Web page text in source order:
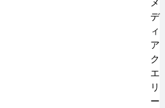
デ
ィ
ア
ク
エ
リ
ー